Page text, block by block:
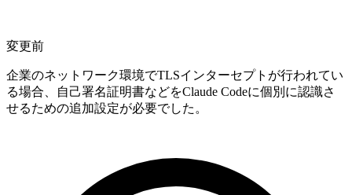
変更前
企業のネットワーク環境でTLSインターセプトが行われてい
る場合、自己署名証明書などをClaude Codeに個別に認識さ
せるための追加設定が必要でした。